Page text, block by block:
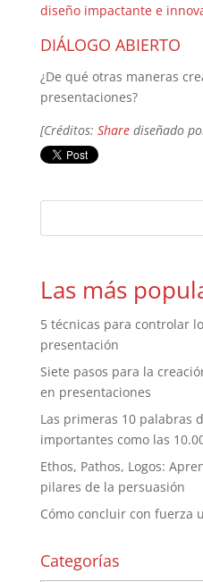
diseño impactante e
DIÁLOGO ABIERTO
¿De qué otras maneras
presentaciones?
[Créditos: Sharediseñado
Las más
5 técnicas para controlar
presentación
Siete pasos para la
en presentaciones
Las primeras 10 palabras
importantes como las
Ethos, Pathos, Logos:
pilares de la persuasión
Cómo concluir con fuerza
Categorías